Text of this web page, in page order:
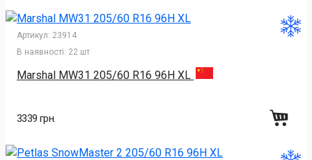
Артикул: 23914
В наявності: 22 шт
Marshal MW31 205/60 R16 96H XL
3339 грн.